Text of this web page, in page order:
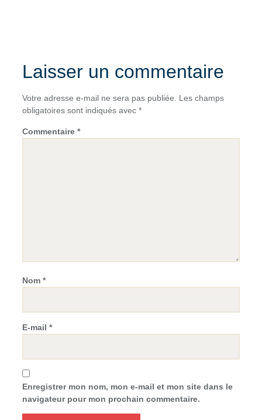
Laisser un commentaire
Votre adresse e-mail ne sera pas publiée.
Les champs
obligatoires sont indiqués avec *
Commentaire *
Nom *
E-mail *
Enregistrer mon nom, mon e-mail et mon site dans le
navigateur pour mon prochain commentaire.